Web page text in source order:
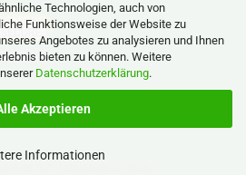
Technologien, auch von
Funktionsweise der Website zu
Angebotes zu analysieren und Ihnen
bieten zu können. Weitere
Datenschutzerklärung.
Akzeptieren
Informationen